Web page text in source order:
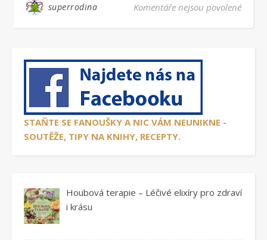
superrodina Komentáře nejsou povolenéu
STAŇTE SE FANOUŠKY A NIC VÁM NEUNIKNE -
SOUTĚŽE, TIPY NA KNIHY, RECEPTY.
Houbová terapie – Léčivé elixíry pro zdraví
i krásu